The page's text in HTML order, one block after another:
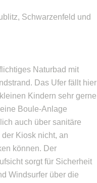
Schwarzenfeld und
Naturbad mit
Das Ufer fällt hier
Kindern sehr gerne
Boule-Anlage
auch über sanitäre
Kiosk nicht, an
können. Der
sorgt für Sicherheit
Windsurfer über die